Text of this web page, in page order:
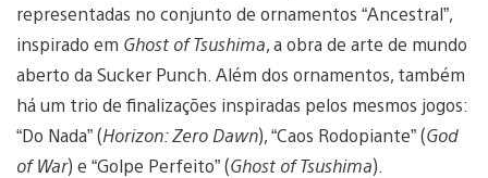
representadas no conjunto de ornamentos “Ancestral”,
inspirado em Ghost of Tsushima, a obra de arte de mundo
aberto da Sucker Punch. Além dos ornamentos, também
há um trio de finalizações inspiradas pelos mesmos jogos:
“Do Nada” (Horizon: Zero Dawn), “Caos Rodopiante” (God
of War) e “Golpe Perfeito” (Ghost of Tsushima).